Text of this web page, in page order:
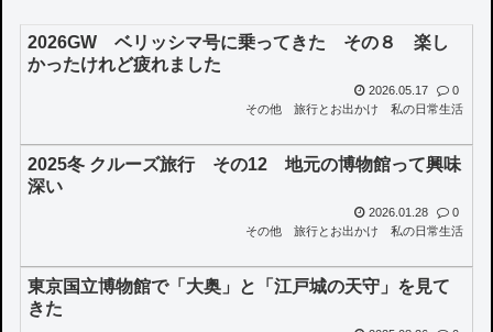
2026GW ベリッシマ号に乗ってきた その８ 楽し
かったけれど疲れました
2026.05.17
0
その他
旅行とお出かけ 私の日常生活
2025冬 クルーズ旅行 その12 地元の博物館って興味
深い
2026.01.28
0
その他
旅行とお出かけ 私の日常生活
東京国立博物館で「大奥」と「江戸城の天守」を見て
きた